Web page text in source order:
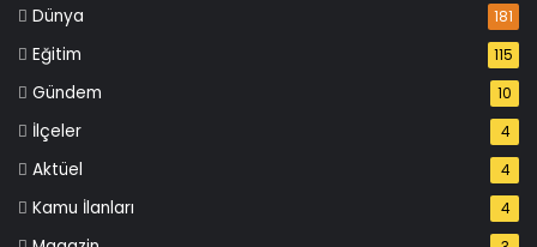
Dünya 181
Eğitim 115
Gündem 10
İlçeler 4
Aktüel 4
Kamu İlanları 4